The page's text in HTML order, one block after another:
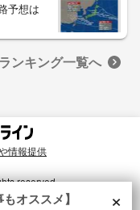
予想は
ランキング一覧へ
情報提供
reserved.
コンテンツや広告配信を提供する
×
もオススメ】